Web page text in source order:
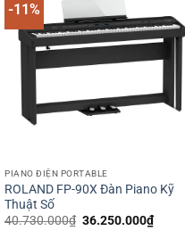
-11%
PIANO ĐIỆN PORTABLE
ROLAND FP-90X Đàn Piano Kỹ
Thuật Số
40.730.000₫ Giá
36.250.000₫Giá
hiện